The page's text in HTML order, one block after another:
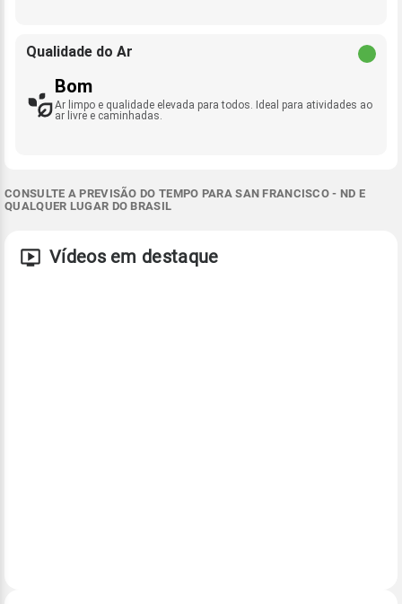
Qualidade do Ar
Bom
Ar limpo e qualidade elevada para todos. Ideal para atividades ao
ar livre e caminhadas.
CONSULTE A PREVISÃO DO TEMPO PARA SAN FRANCISCO - ND E
QUALQUER LUGAR DO BRASIL
Vídeos em destaque